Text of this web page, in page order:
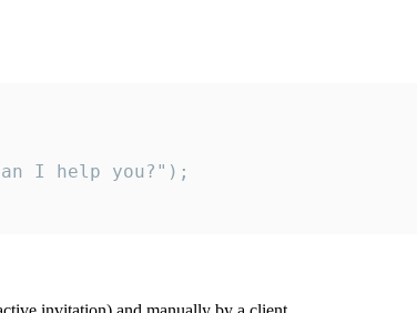
I help you?");